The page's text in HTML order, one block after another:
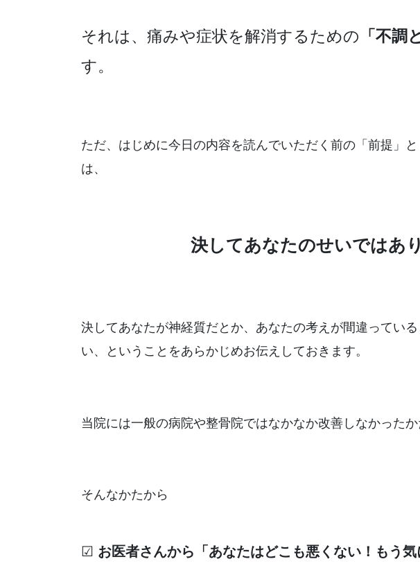
それは、痛みや症状を解消するための 「不調
す。
ただ、はじめに今日の内容を読んでいただく前の「前提」
は、
決してあなたのせいではあ
決してあなたが神経質だとか、あなたの考えが間違ってい
い、ということをあらかじめお伝えしておきます。
当院には一般の病院や整骨院ではなかなか改善しなかったか
そんなかたから
☑ お医者さんから「あなたはどこも悪くない！もう